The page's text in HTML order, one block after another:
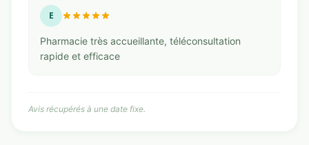
E
Pharmacie très accueillante, téléconsultation
rapide et efficace
Avis récupérés à une date fixe.